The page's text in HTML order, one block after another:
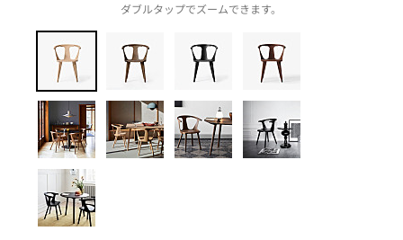
ダブルタップでズームできます。